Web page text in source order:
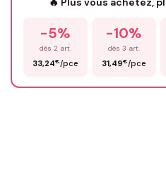
Prénom*
-5%
dès 2 art.
33,24€/pce
-10%
dès 3 art.
31,49€/pce